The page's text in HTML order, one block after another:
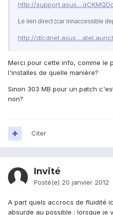
http://
Le lien direct (car innaccessible
http://
Merci pour cette info, comme le
l'installes de quelle manière?
Sinon 303 MB pour un patch
non?
Citer
Invité
Posté(e) 20 janvier 2012
A part quels accrocs de fluidité
absurde au possible : lorsque je